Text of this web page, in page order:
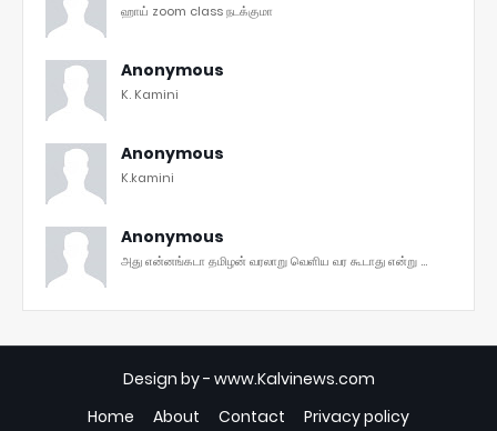
ஹாய் zoom class நடக்குமா
Anonymous
K. Kamini
Anonymous
K.kamini
Anonymous
அது என்னங்கடா தமிழன் வரலாறு வெளிய வர கூடாது என்று ...
Design by - www.Kalvinews.com
Home
About Contact Privacy policy